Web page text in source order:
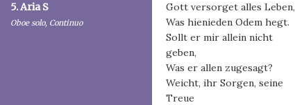
5. Aria S
Oboe solo, Continuo
Gott versorget alles Leben,
Was hienieden Odem hegt.
Sollt er mir allein nicht
geben,
Was er allen zugesagt?
Weicht, ihr Sorgen, seine
Treue